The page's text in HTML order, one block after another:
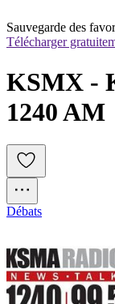
Sauvegarde des
Télécharger
KSMX -
1240 AM
Débats